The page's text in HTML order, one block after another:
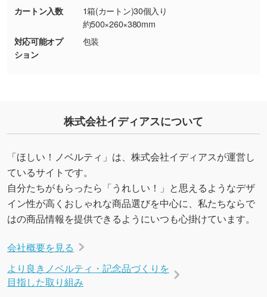
印刷したいデータが印刷範囲よりも小さい場
合、シンプルな色・柄の背景であれば拡張が可
能です。→
詳しく見る
詳しく見る
カートン入数
1箱(カートン)30個入り
約500×260×380mm
対応可能オプ
ション
包装
株式会社イディアスについて
「ほしい！ノベルティ」は、株式会社イディアスが運営し
ているサイトです。
自分たちがもらったら「うれしい！」と思えるようなデザ
イン性が高くおしゃれな商品選びを中心に、私たちならで
はの商品情報を提供できるようにいつも心掛けています。
会社概要を見る
より良きノベルティ・記念品づくりを
目指した取り組み